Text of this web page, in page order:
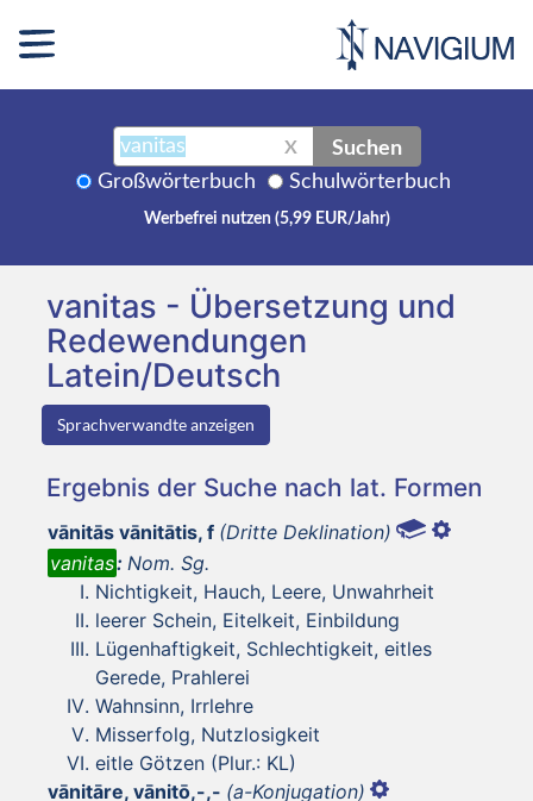
X Suchen
Großwörterbuch Schulwörterbuch
Werbefrei nutzen (5,99 EUR/Jahr)
vanitas - Übersetzung und
Redewendungen
Latein/Deutsch
Sprachverwandte anzeigen
Ergebnis der Suche nach lat. Formen
vānitās vānitātis, f (Dritte Deklination)
vanitas: Nom. Sg.
Nichtigkeit, Hauch, Leere, Unwahrheit
leerer Schein, Eitelkeit, Einbildung
Lügenhaftigkeit, Schlechtigkeit, eitles
Gerede, Prahlerei
Wahnsinn, Irrlehre
Misserfolg, Nutzlosigkeit
eitle Götzen (Plur.: KL)
vānitāre, vānitō,-,- (a-Konjugation)